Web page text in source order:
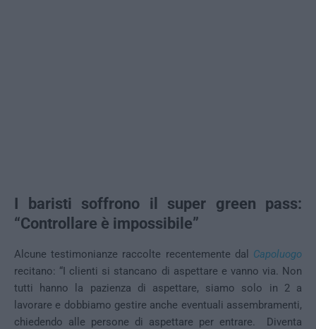
I baristi soffrono il super green pass:
“Controllare è impossibile”
Alcune testimonianze raccolte recentemente dal Capoluogo
recitano: “I clienti si stancano di aspettare e vanno via. Non
tutti hanno la pazienza di aspettare, siamo solo in 2 a
lavorare e dobbiamo gestire anche eventuali assembramenti,
chiedendo alle persone di aspettare per entrare. Diventa